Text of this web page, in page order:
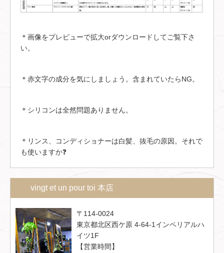
＊画像をプレビューで拡大orダウンロードしてご覧下さ
い。
＊赤文字の成分を気にしましょう。含まれていたらNG。
＊シリコンは全然問題ありません。
＊リンス、コンディショナーは白髪、抜毛の原因。それで
も使いますか❓
vingt et un pour toi 本店
〒114-0024
東京都北区西ケ原 4-64-1インペリアルハ
イツ1F
【営業時間】